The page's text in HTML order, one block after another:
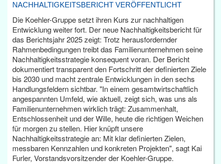
NACHHALTIGKEITSBERICHT VERÖFFENTLICHT
Die Koehler-Gruppe setzt ihren Kurs zur nachhaltigen
Entwicklung weiter fort. Der neue Nachhaltigkeitsbericht für
das Berichtsjahr 2025 zeigt: Trotz herausfordernder
Rahmenbedingungen treibt das Familienunternehmen seine
Nachhaltigkeitsstrategie konsequent voran. Der Bericht
dokumentiert transparent den Fortschritt der definierten Ziele
bis 2030 und macht zentrale Entwicklungen in den sechs
Handlungsfeldern sichtbar. "In einem gesamtwirtschaftlich
angespannten Umfeld, wie aktuell, zeigt sich, was uns als
Familienunternehmen wirklich trägt: Zusammenhalt,
Entschlossenheit und der Wille, heute die richtigen Weichen
für morgen zu stellen. Hier knüpft unsere
Nachhaltigkeitsstrategie an: Mit klar definierten Zielen,
messbaren Kennzahlen und konkreten Projekten", sagt Kai
Furler, Vorstandsvorsitzender der Koehler-Gruppe.